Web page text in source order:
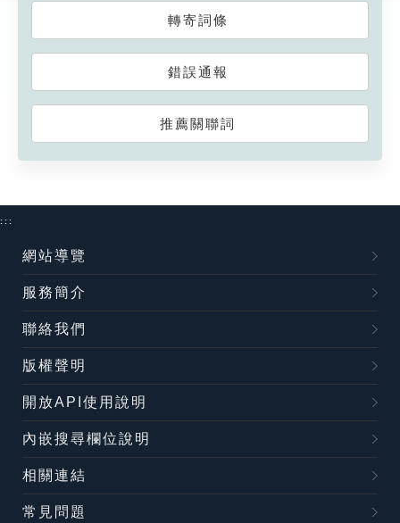
轉寄詞條
錯誤通報
推薦關聯詞
:::
網站導覽
服務簡介
聯絡我們
版權聲明
開放API使用說明
內嵌搜尋欄位說明
相關連結
常見問題